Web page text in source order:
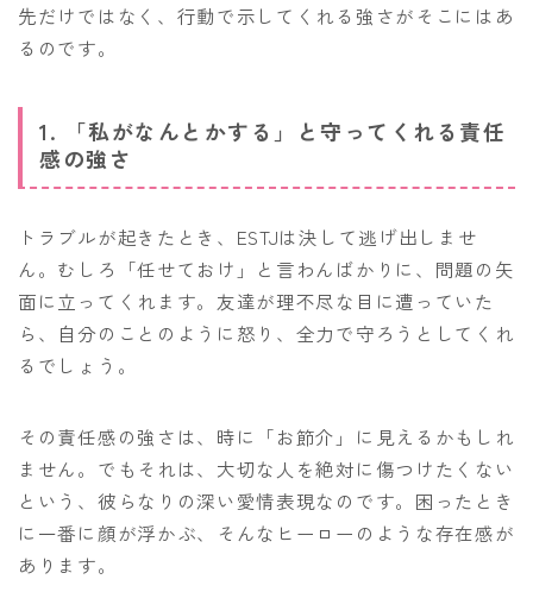
先だけではなく、行動で示してくれる強さがそこにはあ
るのです。
1. 「私がなんとかする」と守ってくれる責任
感の強さ
トラブルが起きたとき、ESTJは決して逃げ出しませ
ん。むしろ「任せておけ」と言わんばかりに、問題の矢
面に立ってくれます。友達が理不尽な目に遭っていた
ら、自分のことのように怒り、全力で守ろうとしてくれ
るでしょう。
その責任感の強さは、時に「お節介」に見えるかもしれ
ません。でもそれは、大切な人を絶対に傷つけたくない
という、彼らなりの深い愛情表現なのです。困ったとき
に一番に顔が浮かぶ、そんなヒーローのような存在感が
あります。